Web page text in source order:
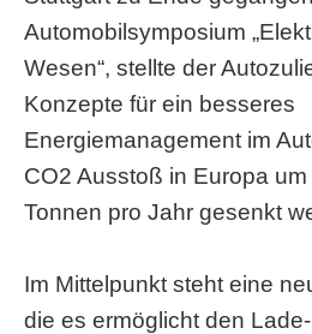
Automobilsymposium
Wesen“, stellte der
Konzepte für ein besseres
Energiemanagement im
CO2 Ausstoß in Europa
Tonnen pro Jahr gesenkt
Im Mittelpunkt steht eine
die es ermöglicht den